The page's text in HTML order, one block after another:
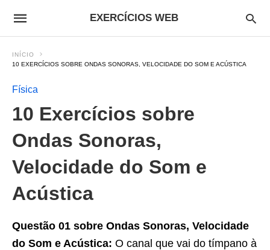
EXERCÍCIOS WEB
INÍCIO
10 EXERCÍCIOS SOBRE ONDAS SONORAS, VELOCIDADE DO SOM E ACÚSTICA
Física
10 Exercícios sobre
Ondas Sonoras,
Velocidade do Som e
Acústica
Questão 01 sobre Ondas Sonoras, Velocidade
do Som e Acústica: O canal que vai do tímpano à